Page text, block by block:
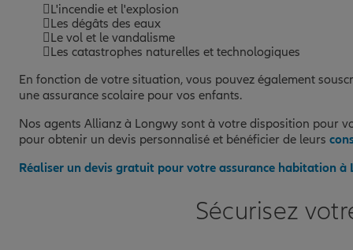
L'incendie et l'explosion
Les dégâts des eaux
Le vol et le vandalisme
Les catastrophes naturelles et technologiques
En fonction de votre situation, vous pouvez également
une assurance scolaire pour vos enfants.
Nos agents Allianz à Longwy sont à votre disposition pour
pour obtenir un devis personnalisé et bénéficier de leurs
Réaliser un devis gratuit pour votre assurance habitation à
Sécurisez